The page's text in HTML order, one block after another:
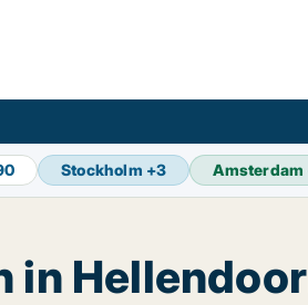
Stockholm +3 Amsterdam
in